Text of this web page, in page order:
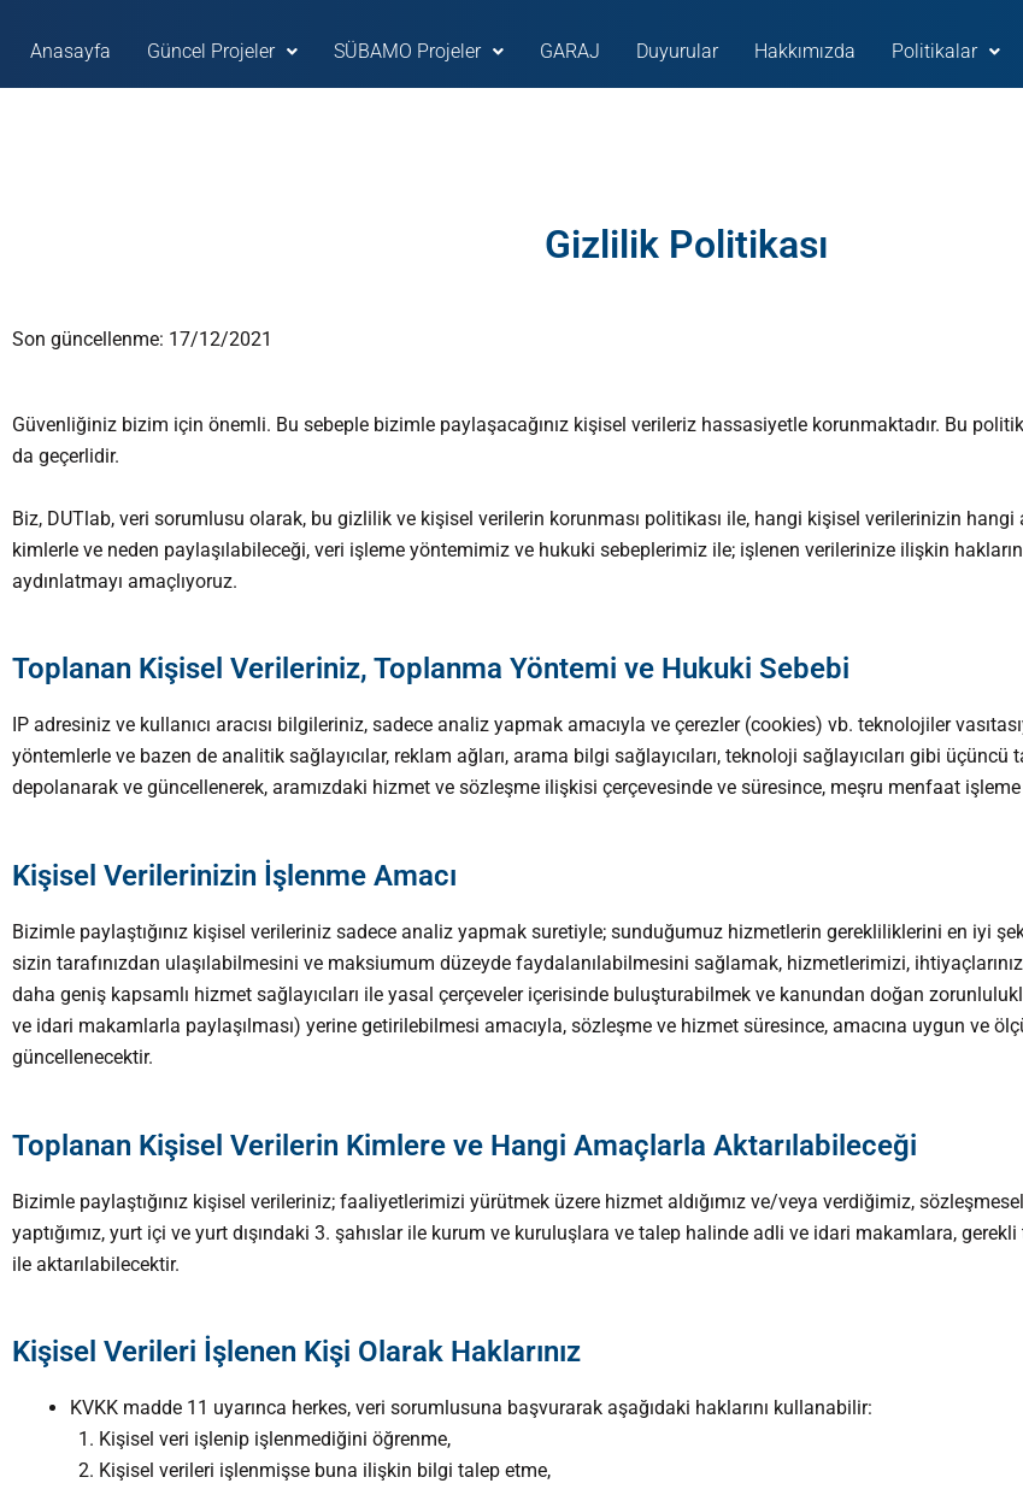
atlaAnasayfa Güncel Projeler SÜBAMO Projeler GARAJ Duyurular Hakkımızda Politikalar
Gizlilik Politikası
Son güncellenme: 17/12/2021
Güvenliğiniz bizim için önemli. Bu sebeple bizimle paylaşacağınız kişisel verileriz hassasiyetle korunmaktadır. Bu
da geçerlidir.
Biz, DUTlab, veri sorumlusu olarak, bu gizlilik ve kişisel verilerin korunması politikası ile, hangi kişisel verilerinizin
kimlerle ve neden paylaşılabileceği, veri işleme yöntemimiz ve hukuki sebeplerimiz ile; işlenen verilerinize ilişkin
aydınlatmayı amaçlıyoruz.
Toplanan Kişisel Verileriniz, Toplanma Yöntemi ve Hukuki Sebebi
IP adresiniz ve kullanıcı aracısı bilgileriniz, sadece analiz yapmak amacıyla ve çerezler (cookies) vb. teknolojiler
yöntemlerle ve bazen de analitik sağlayıcılar, reklam ağları, arama bilgi sağlayıcıları, teknoloji sağlayıcıları gibi
depolanarak ve güncellenerek, aramızdaki hizmet ve sözleşme ilişkisi çerçevesinde ve süresince, meşru menfaat
Kişisel Verilerinizin İşlenme Amacı
Bizimle paylaştığınız kişisel verileriniz sadece analiz yapmak suretiyle; sunduğumuz hizmetlerin gerekliliklerini en iyi
sizin tarafınızdan ulaşılabilmesini ve maksiumum düzeyde faydalanılabilmesini sağlamak, hizmetlerimizi,
daha geniş kapsamlı hizmet sağlayıcıları ile yasal çerçeveler içerisinde buluşturabilmek ve kanundan doğan
ve idari makamlarla paylaşılması) yerine getirilebilmesi amacıyla, sözleşme ve hizmet süresince, amacına uygun ve
güncellenecektir.
Toplanan Kişisel Verilerin Kimlere ve Hangi Amaçlarla Aktarılabileceği
Bizimle paylaştığınız kişisel verileriniz; faaliyetlerimizi yürütmek üzere hizmet aldığımız ve/veya verdiğimiz,
yaptığımız, yurt içi ve yurt dışındaki 3. şahıslar ile kurum ve kuruluşlara ve talep halinde adli ve idari makamlara,
ile aktarılabilecektir.
Kişisel Verileri İşlenen Kişi Olarak Haklarınız
KVKK madde 11 uyarınca herkes, veri sorumlusuna başvurarak aşağıdaki haklarını kullanabilir:
Kişisel veri işlenip işlenmediğini öğrenme,
Kişisel verileri işlenmişse buna ilişkin bilgi talep etme,